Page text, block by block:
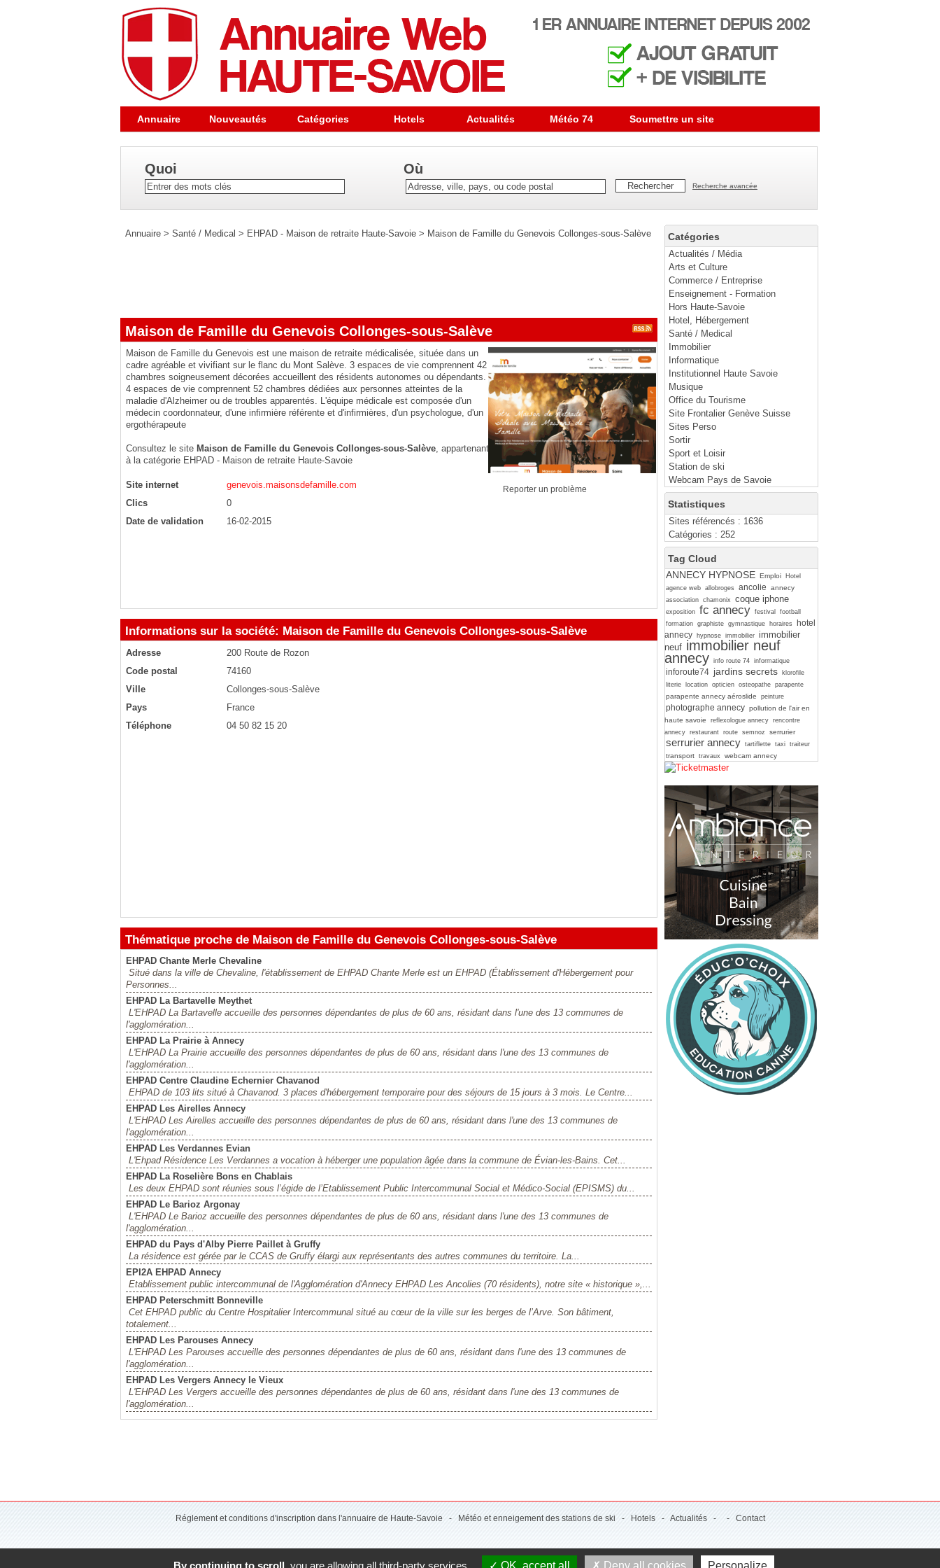
Annuaire Nouveautés Catégories Hotels Actualités Météo 74 Soumettre un site
Quoi Où
Recherche avancée
Catégories
Actualités / Média
Arts et Culture
Commerce / Entreprise
Enseignement - Formation
Hors Haute-Savoie
Hotel, Hébergement
Santé / Medical
Immobilier
Informatique
Institutionnel Haute Savoie
Musique
Office du Tourisme
Site Frontalier Genève Suisse
Sites Perso
Sortir
Sport et Loisir
Station de ski
Webcam Pays de Savoie
Statistiques
Sites référencés : 1636
Catégories : 252
Tag Cloud
ANNECY HYPNOSE Emploi
Hotel
agence web allobroges ancolie annecy
association chamonix coque iphone
exposition fc annecy festival
football
formation graphiste gymnastique horaires
hotel
annecy
hypnose immobilier immobilier
neuf immobilier neuf
annecy info route 74 informatique
inforoute74 jardins secrets
klorofile
literie
location opticien osteopathe parapente
parapente annecy aéroslide peinture
photographe annecy pollution de l'air en
haute savoie
reflexologue annecy rencontre
annecy restaurant route semnoz serrurier
serrurier annecy tartiflette taxi traiteur
transport travaux webcam annecy
Annuaire > Santé / Medical > EHPAD - Maison de retraite Haute-Savoie > Maison de Famille du Genevois Collonges-sous-Salève
Maison de Famille du Genevois Collonges-sous-Salève
Maison de Famille du Genevois est une maison de retraite médicalisée, située dans un
cadre agréable et vivifiant sur le flanc du Mont Salève. 3 espaces de vie comprennent 42
chambres soigneusement décorées accueillent des résidents autonomes ou dépendants.
4 espaces de vie comprennent 52 chambres dédiées aux personnes atteintes de la
maladie d'Alzheimer ou de troubles apparentés. L'équipe médicale est composée d'un
médecin coordonnateur, d'une infirmière référente et d'infirmières, d'un psychologue, d'un
ergothérapeute
Consultez le site Maison de Famille du Genevois Collonges-sous-Salève, appartenant
à la catégorie EHPAD - Maison de retraite Haute-Savoie
Site internet
genevois.maisonsdefamille.com
Clics
0
Date de validation
16-02-2015
Reporter un problème
Informations sur la société: Maison de Famille du Genevois Collonges-sous-Salève
Adresse
200 Route de Rozon
Code postal
74160
Ville
Collonges-sous-Salève
Pays
France
Téléphone
04 50 82 15 20
Thématique proche de Maison de Famille du Genevois Collonges-sous-Salève
EHPAD Chante Merle Chevaline
Situé dans la ville de Chevaline, l'établissement de EHPAD Chante Merle est un EHPAD (Établissement d'Hébergement pour
Personnes...
EHPAD La Bartavelle Meythet
L'EHPAD La Bartavelle accueille des personnes dépendantes de plus de 60 ans, résidant dans l'une des 13 communes de
l'agglomération...
EHPAD La Prairie à Annecy
L'EHPAD La Prairie accueille des personnes dépendantes de plus de 60 ans, résidant dans l'une des 13 communes de
l'agglomération...
EHPAD Centre Claudine Echernier Chavanod
EHPAD de 103 lits situé à Chavanod. 3 places d'hébergement temporaire pour des séjours de 15 jours à 3 mois. Le Centre...
EHPAD Les Airelles Annecy
L'EHPAD Les Airelles accueille des personnes dépendantes de plus de 60 ans, résidant dans l'une des 13 communes de
l'agglomération...
EHPAD Les Verdannes Evian
L'Ehpad Résidence Les Verdannes a vocation à héberger une population âgée dans la commune de Évian-les-Bains. Cet...
EHPAD La Roselière Bons en Chablais
Les deux EHPAD sont réunies sous l’égide de l’Etablissement Public Intercommunal Social et Médico-Social (EPISMS) du...
EHPAD Le Barioz Argonay
L'EHPAD Le Barioz accueille des personnes dépendantes de plus de 60 ans, résidant dans l'une des 13 communes de
l'agglomération...
EHPAD du Pays d'Alby Pierre Paillet à Gruffy
La résidence est gérée par le CCAS de Gruffy élargi aux représentants des autres communes du territoire. La...
EPI2A EHPAD Annecy
Etablissement public intercommunal de l'Agglomération d'Annecy EHPAD Les Ancolies (70 résidents), notre site « historique »,...
EHPAD Peterschmitt Bonneville
Cet EHPAD public du Centre Hospitalier Intercommunal situé au cœur de la ville sur les berges de l’Arve. Son bâtiment,
totalement...
EHPAD Les Parouses Annecy
L'EHPAD Les Parouses accueille des personnes dépendantes de plus de 60 ans, résidant dans l'une des 13 communes de
l'agglomération...
EHPAD Les Vergers Annecy le Vieux
L'EHPAD Les Vergers accueille des personnes dépendantes de plus de 60 ans, résidant dans l'une des 13 communes de
l'agglomération...
Réglement et conditions d'inscription dans l'annuaire de Haute-Savoie- Météo et enneigement des stations de ski - Hotels- Actualités- - Contact
By continuing to scroll, you are allowing all third-party services OK, accept all Deny all cookies Personalize